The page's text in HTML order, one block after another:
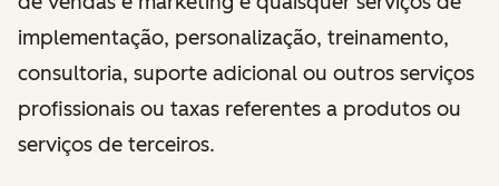
implementação, personalização, treinamento,
consultoria, suporte adicional ou outros serviços
profissionais ou taxas referentes a produtos ou
serviços de terceiros.